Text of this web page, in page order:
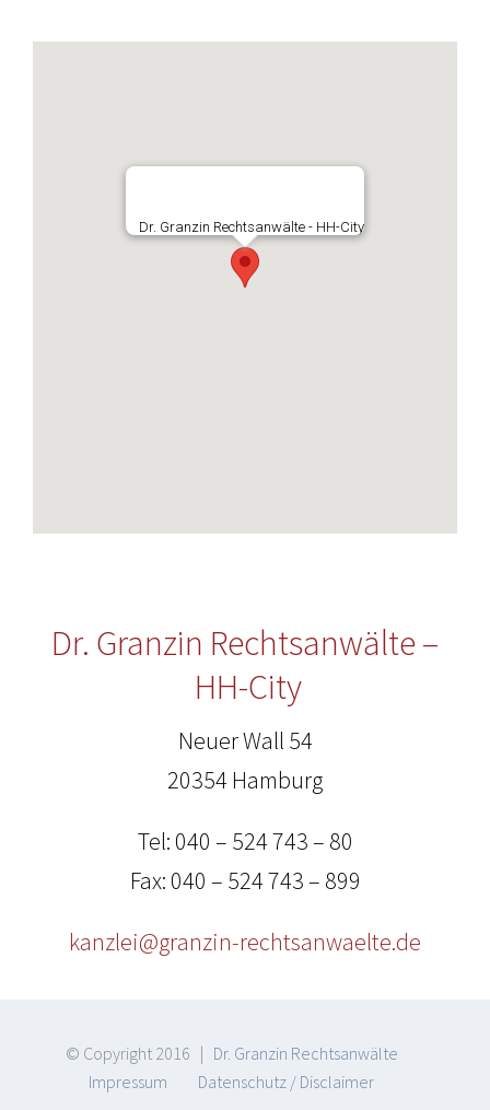
Dr. Granzin Rechtsanwälte - HH-City
Dr. Granzin Rechtsanwälte –
HH-City
Neuer Wall 54
20354 Hamburg
Tel: 040 – 524 743 – 80
Fax: 040 – 524 743 – 899
kanzlei@granzin-rechtsanwaelte.de
© Copyright 2016 | Dr. Granzin Rechtsanwälte
Impressum
Datenschutz / Disclaimer